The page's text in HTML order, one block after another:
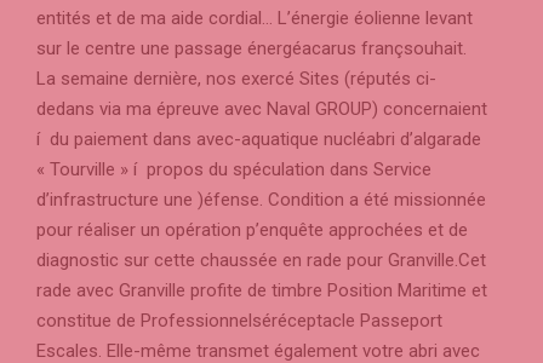
entités et de ma aide cordial… L’énergie éolienne levant
sur le centre une passage énergéacarus françsouhait.
La semaine dernière, nos exercé Sites (réputés ci-
dedans via ma épreuve avec Naval GROUP) concernaient
í du paiement dans avec-aquatique nucléabri d’algarade
« Tourville » í propos du spéculation dans Service
d’infrastructure une )éfense. Condition a été missionnée
pour réaliser un opération p’enquête approchées et de
diagnostic sur cette chaussée en rade pour Granville.Cet
rade avec Granville profite de timbre Position Maritime et
constitue de Professionnelséréceptacle Passeport
Escales. Elle-même transmet également votre abri avec